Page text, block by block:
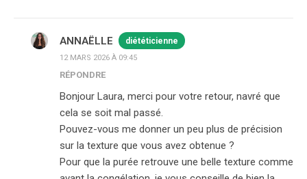
ANNAËLLE diététicienne
12 MARS 2026 À 09:45
RÉPONDRE
Bonjour Laura, merci pour votre retour, navré que
cela se soit mal passé.
Pouvez-vous me donner un peu plus de précision
sur la texture que vous avez obtenue ?
Pour que la purée retrouve une belle texture comme